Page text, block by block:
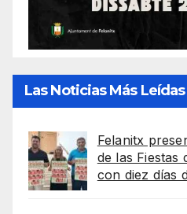
Las Noticias Más
Felanitx
de las Fiestas
con diez días